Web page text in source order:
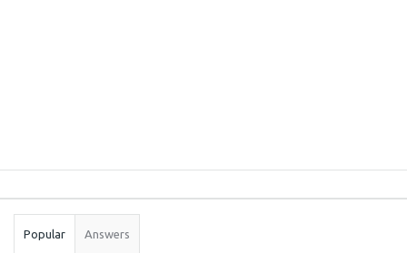
Stats
Popular Answers